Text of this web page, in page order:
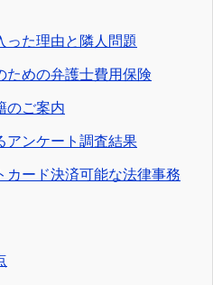
った理由と隣人問題
ための弁護士費用保険
のご案内
アンケート調査結果
カード決済可能な法律事務